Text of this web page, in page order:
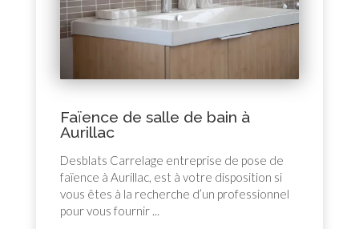
Faïence de salle de bain à
Aurillac
Desblats Carrelage entreprise de pose de
faïence à Aurillac, est à votre disposition si
vous êtes à la recherche d’un professionnel
pour vous fournir ...